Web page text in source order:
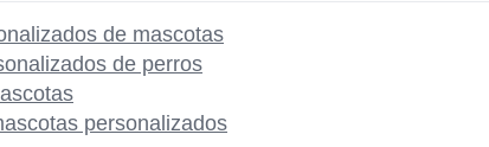
de mascotas
de perros
personalizados